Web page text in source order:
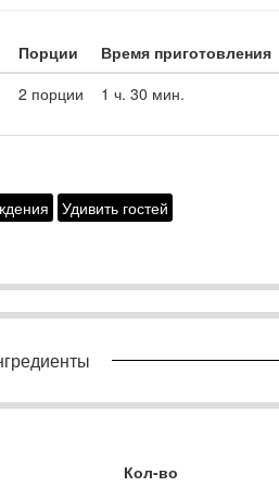
Порции
Время приготовления
2 порции 1 ч. 30 мин.
Удивить гостей
Кол-во